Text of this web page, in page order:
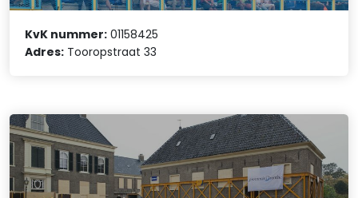
KvK nummer: 01158425
Adres: Tooropstraat 33